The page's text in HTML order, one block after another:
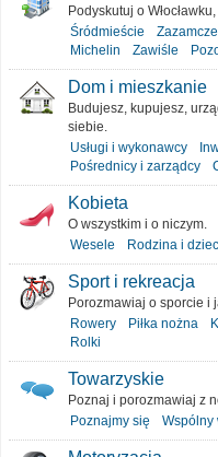
Podyskutuj o
Śródmieście
Zazamcze
Michelin
Zawiśle
Dom i mieszkanie
Budujesz, kupujesz,
siebie.
Usługi i wykonawcy
Pośrednicy i zarządcy
Kobieta
O wszystkim i o niczym.
Wesele
Rodzina i
Sport i rekreacja
Porozmawiaj o sporcie i
Rowery
Piłka nożna
Rolki
Towarzyskie
Poznaj i porozmawiaj z
Poznajmy się
Wspólny